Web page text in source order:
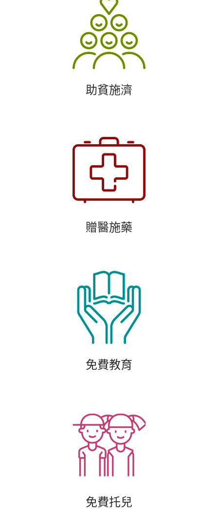
助貧施濟
贈醫施藥
免費教育
免費托兒